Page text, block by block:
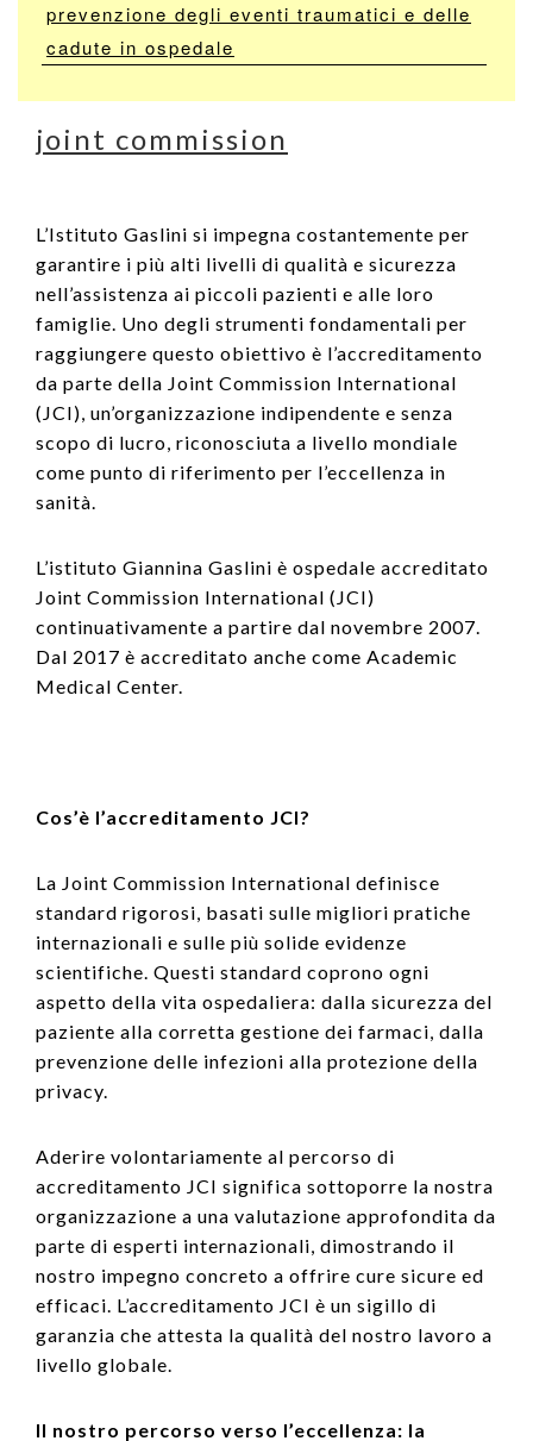
prevenzione degli eventi traumatici e delle
cadute in ospedale
joint commission
L’Istituto Gaslini si impegna costantemente per
garantire i più alti livelli di qualità e sicurezza
nell’assistenza ai piccoli pazienti e alle loro
famiglie. Uno degli strumenti fondamentali per
raggiungere questo obiettivo è l’accreditamento
da parte della Joint Commission International
(JCI), un’organizzazione indipendente e senza
scopo di lucro, riconosciuta a livello mondiale
come punto di riferimento per l’eccellenza in
sanità.
L’istituto Giannina Gaslini è ospedale accreditato
Joint Commission International (JCI)
continuativamente a partire dal novembre 2007.
Dal 2017 è accreditato anche come Academic
Medical Center.
Cos’è l’accreditamento JCI?
La Joint Commission International definisce
standard rigorosi, basati sulle migliori pratiche
internazionali e sulle più solide evidenze
scientifiche. Questi standard coprono ogni
aspetto della vita ospedaliera: dalla sicurezza del
paziente alla corretta gestione dei farmaci, dalla
prevenzione delle infezioni alla protezione della
privacy.
Aderire volontariamente al percorso di
accreditamento JCI significa sottoporre la nostra
organizzazione a una valutazione approfondita da
parte di esperti internazionali, dimostrando il
nostro impegno concreto a offrire cure sicure ed
efficaci. L’accreditamento JCI è un sigillo di
garanzia che attesta la qualità del nostro lavoro a
livello globale.
Il nostro percorso verso l’eccellenza: la